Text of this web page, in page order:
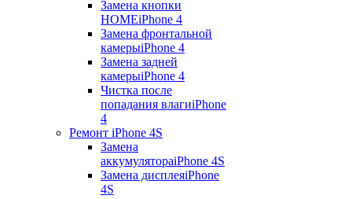
Замена кнопки
HOMEiPhone 4
Замена фронтальной
камерыiPhone 4
Замена задней
камерыiPhone 4
Чистка после
попадания влагиiPhone
4
Ремонт iPhone 4S
Замена
аккумулятораiPhone 4S
Замена дисплеяiPhone
4S